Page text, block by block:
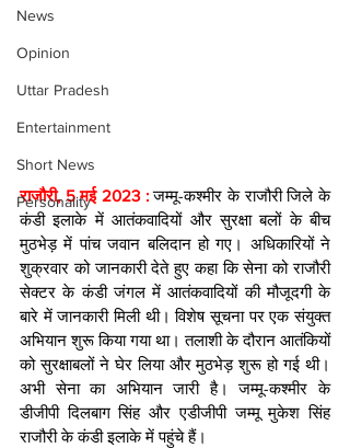
News
Opinion
Uttar Pradesh
Entertainment
Short News
Personality
राजौरी, 5 मई 2023 : जम्मू-कश्मीर के राजौरी जिले के
कंडी इलाके में आतंकवादियों और सुरक्षा बलों के बीच
मुठभेड़ में पांच जवान बलिदान हो गए। अधिकारियों ने
शुक्रवार को जानकारी देते हुए कहा कि सेना को राजौरी
सेक्टर के कंडी जंगल में आतंकवादियों की मौजूदगी के
बारे में जानकारी मिली थी। विशेष सूचना पर एक संयुक्त
अभियान शुरू किया गया था। तलाशी के दौरान आतंकियों
को सुरक्षाबलों ने घेर लिया और मुठभेड़ शुरू हो गई थी।
अभी सेना का अभियान जारी है। जम्मू-कश्मीर के
डीजीपी दिलबाग सिंह और एडीजीपी जम्मू मुकेश सिंह
राजौरी के कंडी इलाके में पहुंचे हैं।